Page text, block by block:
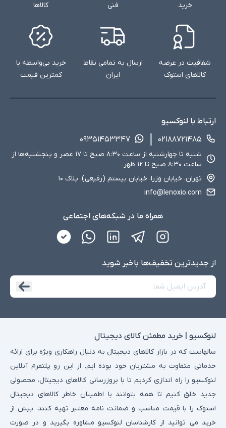
خرید
فنی
کالاها
شفافیت در عرضه
کالاهای استوک
ارسال به تمامی نقاط
ایران
خرید بی‌واسطه با
کمترین قیمت
ارتباط با لنوکسیو
۰۲۱۸۸۷۲۱۴۸۵
۰۹۳۵۱۴۵۳۳۴۷
شنبه تا چهارشنبه از ساعت ۸:۳۰ صبح تا ۱۷ عصر و پنجشنبه‌ها از
ساعت ۸:۳۰ صبح تا ۱۲ ظهر
تهران، خیابان وزرا، خیابان بیستم (رفیعی)، پلاک ۱۰
info@lenoxio.com
همراه ما در شبکه‌های اجتماعی
از جدید‌ترین تخفیف‌ها با‌خبر شوید
لنوکسیو | خرید مطمئن کالای دیجیتال
سالهاست که در بازار کالاهای دیجیتال به دنبال راهکاری ویژه برای ارائه
خدماتی متفاوت به مشتریان خود بوده ایم. از این رو پلتفرم آنلاین
لنوکسیو را راه اندازی کردیم تا با بروزرسانی کالاهای دیجیتال، محصولی
جدید خلق کنیم تا همه بتوانند با اطمینان خاطر کالاهای دیجیتال
استوک را با قیمت مناسب و ضمانت نامه معتبر تهیه کنند. پیش از
خرید می توانید از کارشناسان لنوکسیو مشاوره بگیرید و در صورت